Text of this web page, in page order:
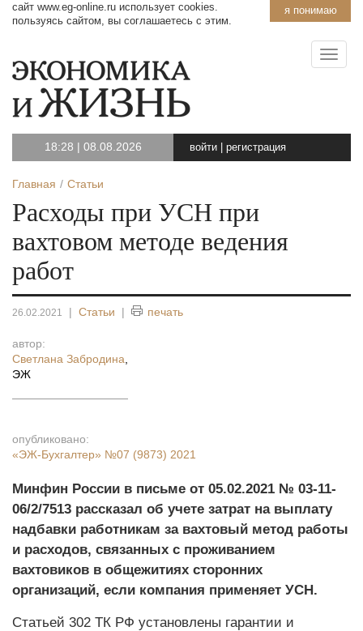
я понимаю
сайт www.eg-online.ru использует cookies.
пользуясь сайтом, вы соглашаетесь с этим.
18:28 | 08.08.2026 войти регистрация
Главная Статьи
Расходы при УСН при
вахтовом методе ведения
работ
26.02.2021 | Статьи | печать
автор:
Светлана Забродина
ЭЖ
опубликовано:
«ЭЖ-Бухгалтер» №07 (9873) 2021
Минфин России в письме от 05.02.2021 № 03-11-
06/2/7513 рассказал об учете затрат на выплату
надбавки работникам за вахтовый метод работы
и расходов, связанных с проживанием
вахтовиков в общежитиях сторонних
организаций, если компания применяет УСН.
Статьей 302 ТК РФ установлены гарантии и